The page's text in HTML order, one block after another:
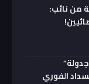
من نائب:
الفوري